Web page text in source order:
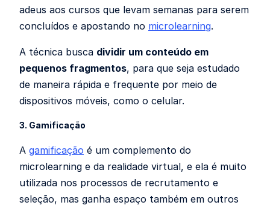
adeus aos cursos que levam semanas para serem
concluídos e apostando no microlearning.
A técnica busca dividir um conteúdo em
pequenos fragmentos, para que seja estudado
de maneira rápida e frequente por meio de
dispositivos móveis, como o celular.
3. Gamificação
A gamificação é um complemento do
microlearning e da realidade virtual, e ela é muito
utilizada nos processos de recrutamento e
seleção, mas ganha espaço também em outros